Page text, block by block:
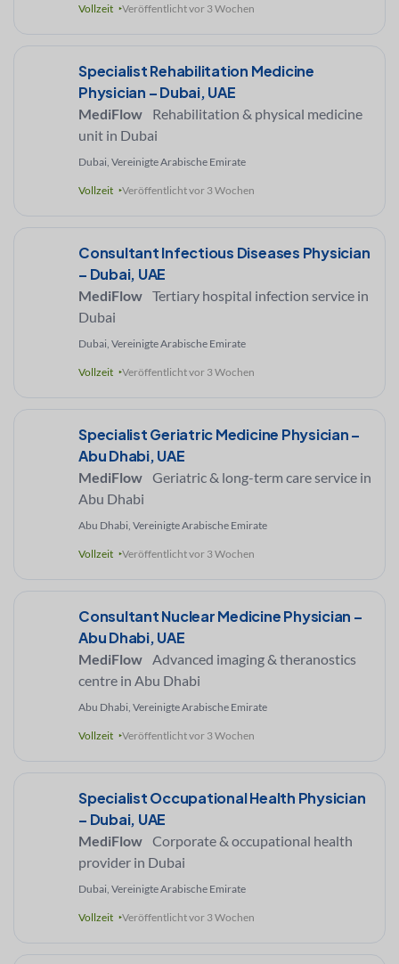
Vollzeit Veröffentlicht vor 3 Wochen
Specialist Rehabilitation Medicine
Physician – Dubai, UAE
MediFlow
Rehabilitation & physical medicine
unit in Dubai
Dubai, Vereinigte Arabische Emirate
Vollzeit Veröffentlicht vor 3 Wochen
Consultant Infectious Diseases Physician
– Dubai, UAE
MediFlow Tertiary hospital infection service in
Dubai
Dubai, Vereinigte Arabische Emirate
Vollzeit Veröffentlicht vor 3 Wochen
Specialist Geriatric Medicine Physician –
Abu Dhabi, UAE
MediFlow Geriatric & long-term care service in
Abu Dhabi
Abu Dhabi, Vereinigte Arabische Emirate
Vollzeit Veröffentlicht vor 3 Wochen
Consultant Nuclear Medicine Physician –
Abu Dhabi, UAE
MediFlow Advanced imaging & theranostics
centre in Abu Dhabi
Abu Dhabi, Vereinigte Arabische Emirate
Vollzeit Veröffentlicht vor 3 Wochen
Specialist Occupational Health Physician
– Dubai, UAE
MediFlow Corporate & occupational health
provider in Dubai
Dubai, Vereinigte Arabische Emirate
Vollzeit Veröffentlicht vor 3 Wochen